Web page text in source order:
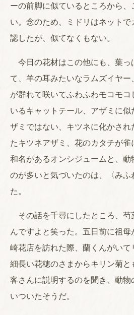
ーの前脚に似ているところから
い。念のため、ミドリはネット
認したが、似てなくもない。
今日の花材はこの他にも、葉っ
て、羊の耳みたいなラムズイヤ
が群れて咲いてふわふわモコモ
いるキャットテール、アザミに
ザミではない、キツネに化かさ
たキツネアザミ、花のカタチが雀
和名があるオンシジュームと、動
のが多いと気づいたのは、〈みふ
た。
その話を千尋にしたところ、芍
んですよと笑った。五日前に祖
崎花店を訪れた際、蘭くんがいて
細長い花穂のさまからキリン菊
客さんに説明するのを聞き、動
いついたそうだ。